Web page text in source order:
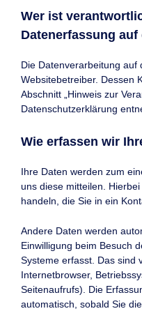
Wer ist
Datenerfassung
Die Datenverarbeitung auf
Websitebetreiber. Dessen
Abschnitt „Hinweis zur
Datenschutzerklärung
Wie erfassen wir
Ihre Daten werden zum
uns diese mitteilen.
handeln, die Sie in ein
Andere Daten werden
Einwilligung beim Besuch
Systeme erfasst. Das sind
Internetbrowser,
Seitenaufrufs). Die
automatisch, sobald Sie